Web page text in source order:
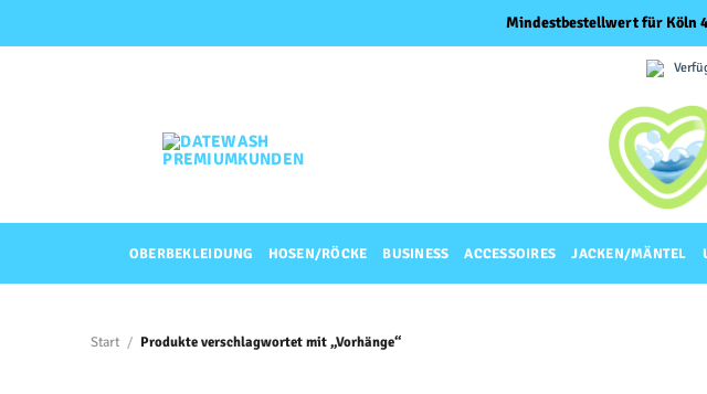
Mindestbestellwert für Köln
OBERBEKLEIDUNG HOSEN/RÖCKE BUSINESS ACCESSOIRES JACKEN/MÄNTEL
Start / Produkte verschlagwortet mit „Vorhänge“